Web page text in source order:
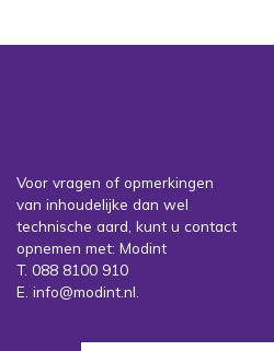
Voor vragen of opmerkingen
van inhoudelijke dan wel
technische aard, kunt u contact
opnemen met: Modint
T. 088 8100 910
E. info@modint.nl.